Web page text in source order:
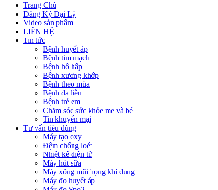
Trang Chủ
Đăng Ký Đại Lý
Video sản phẩm
LIÊN HỆ
Tin tức
Bệnh huyết áp
Bệnh tim mạch
Bệnh hô hấp
Bệnh xương khớp
Bệnh theo mùa
Bệnh da liễu
Bệnh trẻ em
Chăm sóc sức khỏe mẹ và bé
Tin khuyến mại
Tư vấn tiêu dùng
Máy tạo oxy
Đệm chống loét
Nhiệt kế điện tử
Máy hút sữa
Máy xông mũi họng khí dung
Máy đo huyết áp